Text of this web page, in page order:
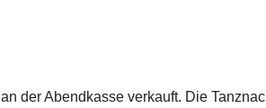
der Abendkasse verkauft. Die